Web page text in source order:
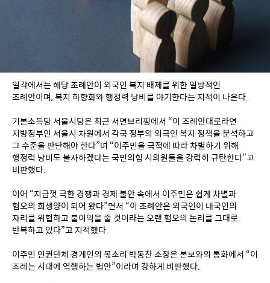
일각에서는 해당 조례안이 외국인 복지 배제를 위한 일방적인
조례안이며, 복지 하향화와 행정력 낭비를 야기한다는 지적이 나온다.
기본소득당 서울시당은 최근 서면브리핑에서 “이 조례안대로라면
지방정부인 서울시 차원에서 각국 정부의 외국인 복지 정책을 분석하고
그 수준을 판단해야 한다”며 “이주민을 국적에 따라 차별하기 위해
행정력 낭비도 불사하겠다는 국민의힘 시의원들을 강력히 규탄한다”고
비판했다.
이어 “지금껏 극한 경쟁과 경제 불안 속에서 이주민은 쉽게 차별과
혐오의 희생양이 되어 왔다”면서 “이 조례안은 외국인이 내국인의
자리를 위협하고 불이익을 줄 것이라는 오랜 혐오의 논리를 그대로
반복하고 있다”고 지적했다.
이주민 인권단체 경계인의 몫소리 박동찬 소장은 본보와의 통화에서 “이
조례는 시대에 역행하는 법안”이라며 강하게 비판했다.